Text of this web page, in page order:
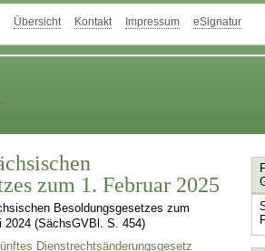
Übersicht Kontakt Impressum eSignatur
zum 1. Februar 2025
Besoldungsgesetzes zum
2024 (SächsGVBl. S. 454)
Dienstrechtsänderungsgesetz